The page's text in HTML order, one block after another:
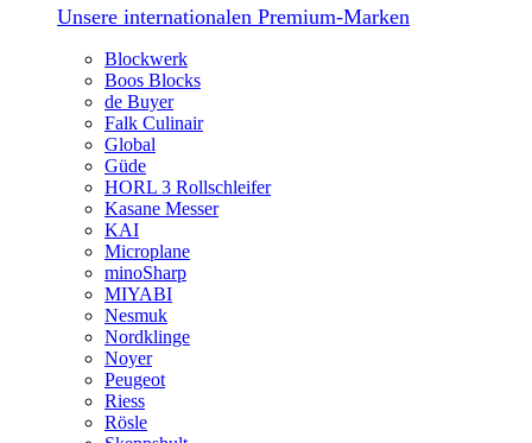
Unsere internationalen Premium-Marken
Blockwerk
Boos Blocks
de Buyer
Falk Culinair
Global
Güde
HORL 3 Rollschleifer
Kasane Messer
KAI
Microplane
minoSharp
MIYABI
Nesmuk
Nordklinge
Noyer
Peugeot
Riess
Rösle